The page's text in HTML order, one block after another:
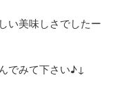
い美味しさでしたー
でみて下さい♪↓